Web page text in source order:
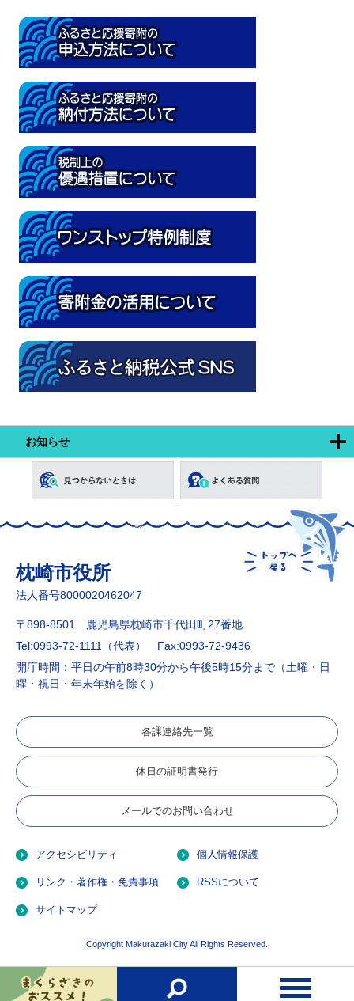
お知らせ
枕崎市役所
法人番号8000020462047
〒898-8501 鹿児島県枕崎市千代田町27番地
Tel:0993-72-1111（代表）
Fax:0993-72-9436
開庁時間：平日の午前8時30分から午後5時15分まで（土曜・日
曜・祝日・年末年始を除く）
各課連絡先一覧
休日の証明書発行
メールでのお問い合わせ
アクセシビリティ 個人情報保護
リンク・著作権・免責事項 RSSについて
サイトマップ
Copyright Makurazaki City All Rights Reserved.